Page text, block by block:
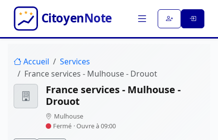
Accueil
Services
France services - Mulhouse - Drouot
France services - Mulhouse -
Drouot
Mulhouse
Fermé · Ouvre à 09:00